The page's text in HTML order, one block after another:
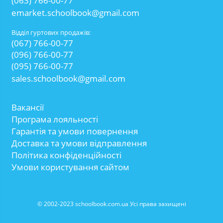
emarket.schoolbook@gmail.com
Відділ гуртових продажів:
(067) 766-00-77
(096) 766-00-77
(095) 766-00-77
sales.schoolbook@gmail.com
Вакансії
Програма лояльності
Гарантія та умови повернення
Доставка та умови відправлення
Політика конфіденційності
Умови користування сайтом
© 2002-2023 schoolbook.com.ua Усі права захищені